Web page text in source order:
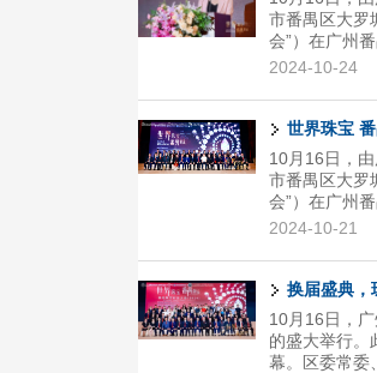
市番禺区大罗
会”）在广州
——《番禺区
禺区在推进珠
时，作为珠宝
会上，还迎
广州番禺职业
解。该联盟成
2024-10-24
世界珠宝
10月16日，
市番禺区大罗
会”）在广州
动番禺珠宝产
方位展现了番
珠宝的心脏
供应商 2024
聚了珠宝界的
感首...
2024-10-21
换届盛典
10月16日，
的盛大举行。
幕。区委常委